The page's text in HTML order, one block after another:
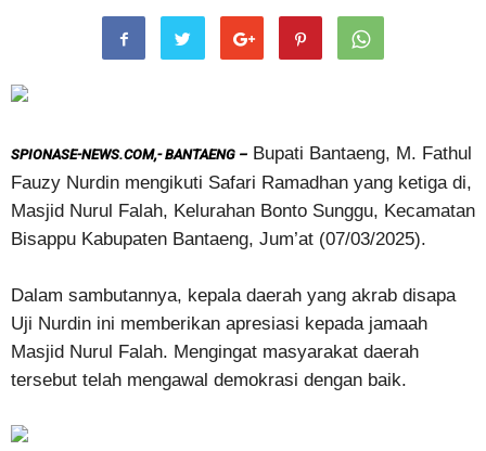
SPIONASE-NEWS.COM,- BANTAENG – Bupati Bantaeng, M. Fathul
Fauzy Nurdin mengikuti Safari Ramadhan yang ketiga di,
Masjid Nurul Falah, Kelurahan Bonto Sunggu, Kecamatan
Bisappu Kabupaten Bantaeng, Jum’at (07/03/2025).
Dalam sambutannya, kepala daerah yang akrab disapa
Uji Nurdin ini memberikan apresiasi kepada jamaah
Masjid Nurul Falah. Mengingat masyarakat daerah
tersebut telah mengawal demokrasi dengan baik.